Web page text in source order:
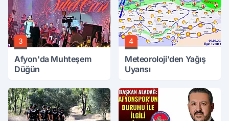
3
Afyon'da Muhteşem
Düğün
4
Meteoroloji'den Yağış
Uyarısı